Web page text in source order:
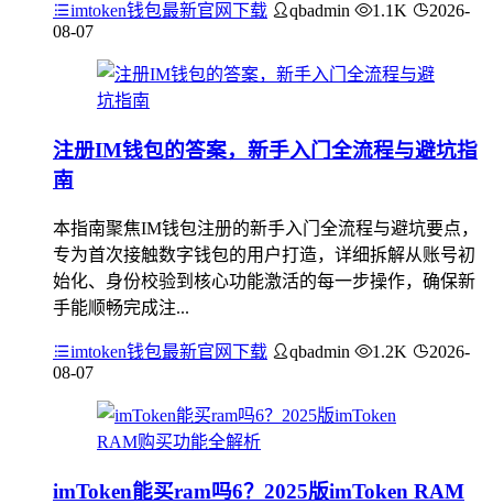
imtoken钱包最新官网下载 qbadmin 1.1K
2026-
08-07
注册IM钱包的答案，新手入门全流程与避坑指
南
本指南聚焦IM钱包注册的新手入门全流程与避坑要点，
专为首次接触数字钱包的用户打造，详细拆解从账号初
始化、身份校验到核心功能激活的每一步操作，确保新
手能顺畅完成注...
imtoken钱包最新官网下载 qbadmin 1.2K
2026-
08-07
imToken能买ram吗6？2025版imToken RAM